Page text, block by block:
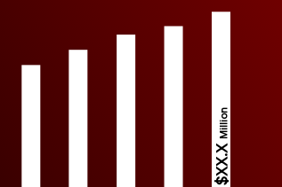
$XX.X
Million